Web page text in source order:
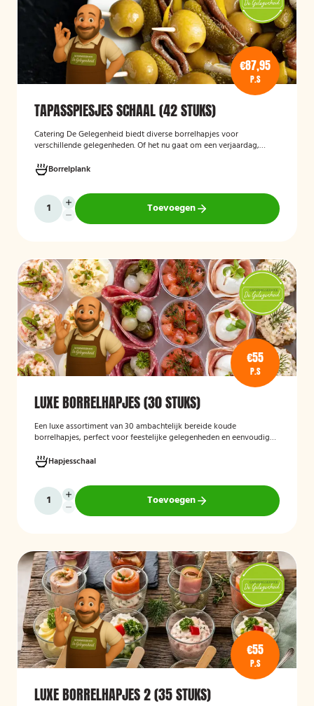
€87,95
P.S
TAPASSPIESJES SCHAAL (42 STUKS)
Catering De Gelegenheid biedt diverse borrelhapjes voor
verschillende gelegenheden. Of het nu gaat om een verjaardag,
Hieronder ziet u een selectie uit ons aanbod. De tapasspiesjesschaal
is geschikt voor maximaal 6 personen.
Borrelplank
Toevoegen
€55
P.S
LUXE BORRELHAPJES (30 STUKS)
Een luxe assortiment van 30 ambachtelijk bereide koude
borrelhapjes, perfect voor feestelijke gelegenheden en eenvoudig
Hapjesschaal
Toevoegen
€55
P.S
LUXE BORRELHAPJES 2 (35 STUKS)